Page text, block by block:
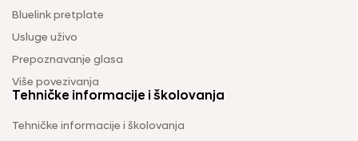
Bluelink pretplate
Usluge uživo
Prepoznavanje glasa
Više povezivanja
Tehničke informacije i školovanja
Tehničke informacije i školovanja